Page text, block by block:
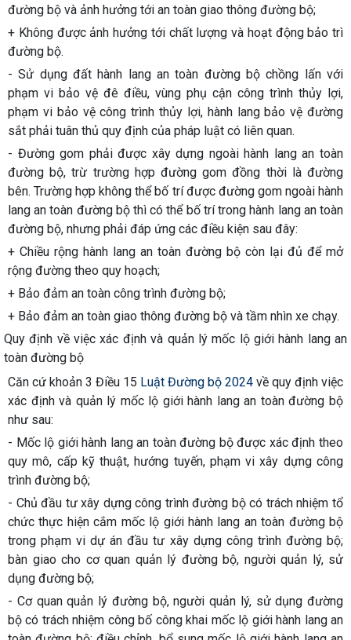
đường bộ và ảnh hưởng tới an toàn giao thông đường bộ;
+ Không được ảnh hưởng tới chất lượng và hoạt động bảo trì
đường bộ.
- Sử dụng đất hành lang an toàn đường bộ chồng lấn với
phạm vi bảo vệ đê điều, vùng phụ cận công trình thủy lợi,
phạm vi bảo vệ công trình thủy lợi, hành lang bảo vệ đường
sắt phải tuân thủ quy định của pháp luật có liên quan.
- Đường gom phải được xây dựng ngoài hành lang an toàn
đường bộ, trừ trường hợp đường gom đồng thời là đường
bên. Trường hợp không thể bố trí được đường gom ngoài hành
lang an toàn đường bộ thì có thể bố trí trong hành lang an toàn
đường bộ, nhưng phải đáp ứng các điều kiện sau đây:
+ Chiều rộng hành lang an toàn đường bộ còn lại đủ để mở
rộng đường theo quy hoạch;
+ Bảo đảm an toàn công trình đường bộ;
+ Bảo đảm an toàn giao thông đường bộ và tầm nhìn xe chạy.
Quy định về việc xác định và quản lý mốc lộ giới hành lang an
toàn đường bộ
Căn cứ khoản 3 Điều 15 Luật Đường bộ 2024 về quy định việc
xác định và quản lý mốc lộ giới hành lang an toàn đường bộ
như sau:
- Mốc lộ giới hành lang an toàn đường bộ được xác định theo
quy mô, cấp kỹ thuật, hướng tuyến, phạm vi xây dựng công
trình đường bộ;
- Chủ đầu tư xây dựng công trình đường bộ có trách nhiệm tổ
chức thực hiện cắm mốc lộ giới hành lang an toàn đường bộ
trong phạm vi dự án đầu tư xây dựng công trình đường bộ;
bàn giao cho cơ quan quản lý đường bộ, người quản lý, sử
dụng đường bộ;
- Cơ quan quản lý đường bộ, người quản lý, sử dụng đường
bộ có trách nhiệm công bố công khai mốc lộ giới hành lang an